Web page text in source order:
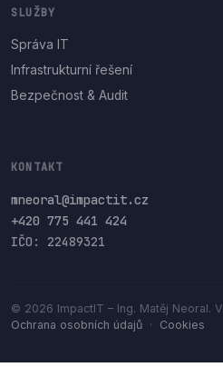
SLUŽBY
Správa IT
Infrastrukturní řešení
Bezpečnost & Audit
KONTAKT
mneoral@impactit.cz
+420 775 441 424
IČO: 22489321
© 2026 ImpactIT – Ing. Matěj Neoral.
Ochrana osobních údajů · Cookies